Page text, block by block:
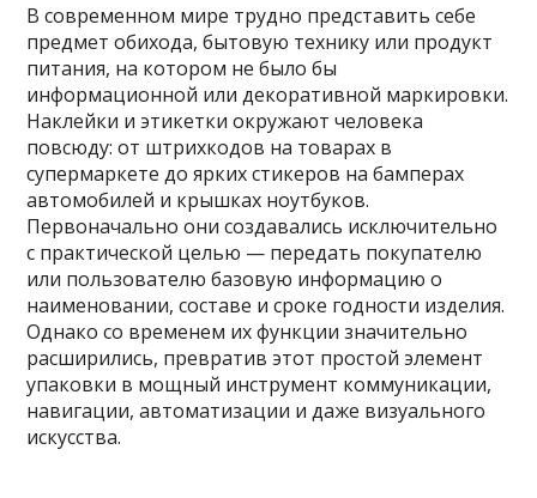
В современном мире трудно представить себе
предмет обихода, бытовую технику или продукт
питания, на котором не было бы
информационной или декоративной маркировки.
Наклейки и этикетки окружают человека
повсюду: от штрихкодов на товарах в
супермаркете до ярких стикеров на бамперах
автомобилей и крышках ноутбуков.
Первоначально они создавались исключительно
с практической целью — передать покупателю
или пользователю базовую информацию о
наименовании, составе и сроке годности изделия.
Однако со временем их функции значительно
расширились, превратив этот простой элемент
упаковки в мощный инструмент коммуникации,
навигации, автоматизации и даже визуального
искусства.